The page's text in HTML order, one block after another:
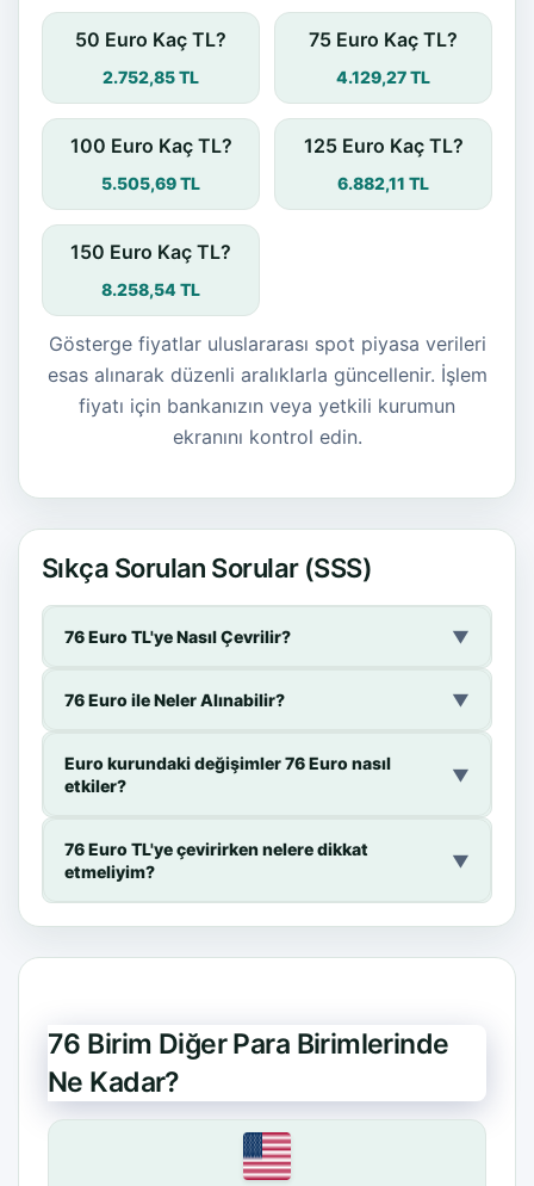
50 Euro Kaç TL?
2.752,85 TL
75 Euro Kaç TL?
4.129,27 TL
100 Euro Kaç TL?
5.505,69 TL
125 Euro Kaç TL?
6.882,11 TL
150 Euro Kaç TL?
8.258,54 TL
Gösterge fiyatlar uluslararası spot piyasa verileri
esas alınarak düzenli aralıklarla güncellenir. İşlem
fiyatı için bankanızın veya yetkili kurumun
ekranını kontrol edin.
Sıkça Sorulan Sorular (SSS)
76 Euro TL'ye Nasıl Çevrilir? ▼
76 Euro ile Neler Alınabilir? ▼
Euro kurundaki değişimler 76 Euro nasıl
etkiler?
▼
76 Euro TL'ye çevirirken nelere dikkat
etmeliyim?
▼
76 Birim Diğer Para Birimlerinde
Ne Kadar?